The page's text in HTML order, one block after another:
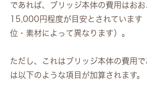
であれば、ブリッジ本体の費用はお
15,000円程度が目安とされています
位・素材によって異なります）。
ただし、これはブリッジ本体の費用
は以下のような項目が加算されます。